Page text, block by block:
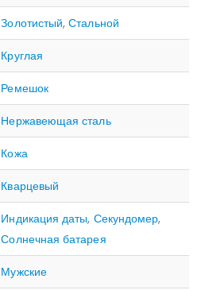
Золотистый,Стальной
Круглая
Ремешок
Нержавеющая сталь
Кожа
Кварцевый
Индикация даты, Секундомер,
Солнечная батарея
Мужские